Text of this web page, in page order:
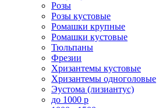
Розы
Розы кустовые
Ромашки крупные
Ромашки кустовые
Тюльпаны
Фрезии
Хризантемы кустовые
Хризантемы одноголовые
Эустома (лизиантус)
до 1000 р